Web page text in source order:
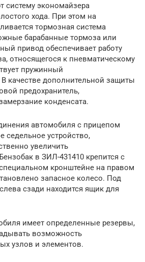
экономайзера
хода. При этом на
тормозная система
барабанные тормоза или
привод обеспечивает работу
относящегося к пневматическому
пружинный
В качестве дополнительной защиты
предохранитель,
конденсата.
автомобиля с прицепом
седельное устройство,
увеличить
в ЗИЛ-431410 крепится с
кронштейне на правом
запасное колесо. Под
сзади находится ящик для
имеет определенные резервы,
возможность
узлов и элементов.